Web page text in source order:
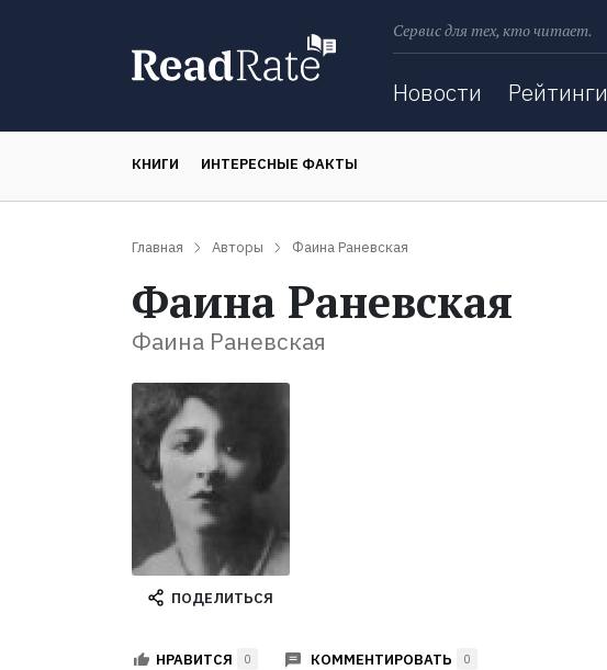
Сервис для тех, кто читает.
Новости Рейтинги
КНИГИ ИНТЕРЕСНЫЕ ФАКТЫ
Главная Авторы Фаина Раневская
Фаина Раневская
Фаина Раневская
ПОДЕЛИТЬСЯ
НРАВИТСЯ 0 КОММЕНТИРОВАТЬ 0